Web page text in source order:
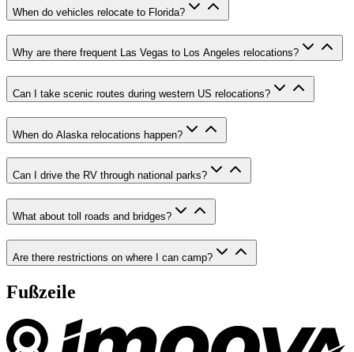
When do vehicles relocate to Florida?
Why are there frequent Las Vegas to Los Angeles relocations?
Can I take scenic routes during western US relocations?
When do Alaska relocations happen?
Can I drive the RV through national parks?
What about toll roads and bridges?
Are there restrictions on where I can camp?
Fußzeile